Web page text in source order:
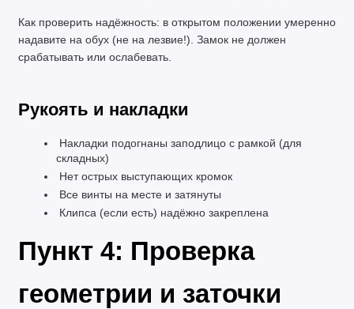
Как проверить надёжность: в открытом положении умеренно
надавите на обух (не на лезвие!). Замок не должен
срабатывать или ослабевать.
Рукоять и накладки
Накладки подогнаны заподлицо с рамкой (для
складных)
Нет острых выступающих кромок
Все винты на месте и затянуты
Клипса (если есть) надёжно закреплена
Пункт 4: Проверка
геометрии и заточки